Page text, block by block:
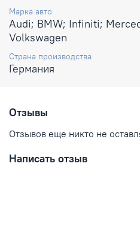
Марка авто
Audi; BMW; Infiniti;
Volkswagen
Страна производства
Германия
Отзывы
Отзывов еще никто не
Написать отзыв